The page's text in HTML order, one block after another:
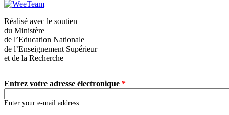
Réalisé avec le soutien
du Ministère
de l’Education Nationale
de l’Enseignement Supérieur
et de la Recherche
Entrez votre adresse électronique *
Enter your e-mail address.